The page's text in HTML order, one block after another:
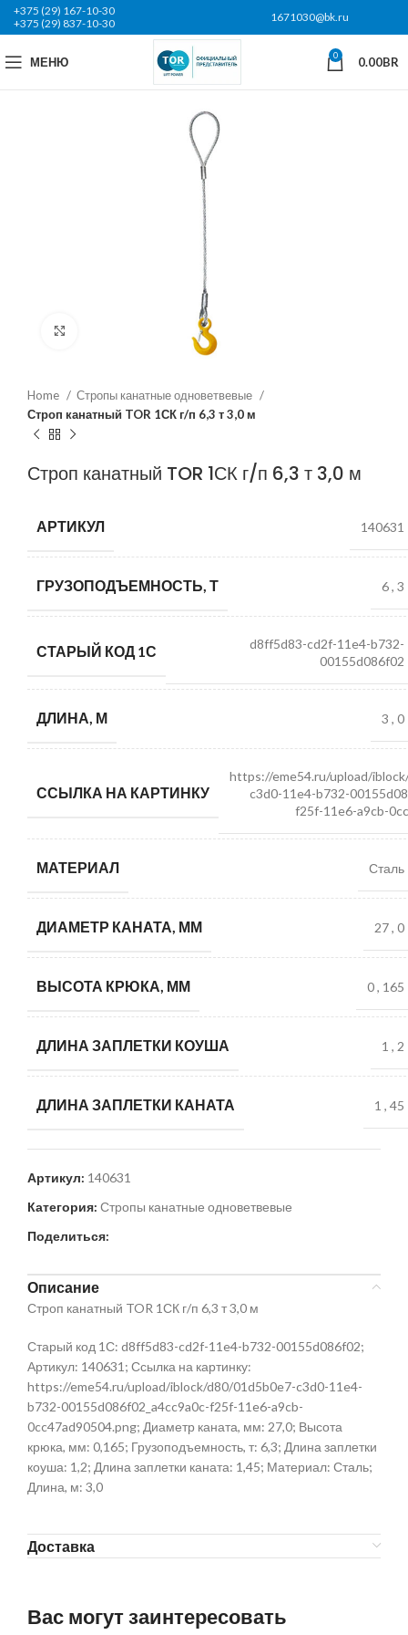
+375 (29) 167-10-30
+375 (29) 837-10-30
1671030@bk.ru
МЕНЮ 0 0.00BR
Нажмите, чтобы увеличить
Home
Стропы канатные одноветвевые
Строп канатный TOR 1СК г/п 6,3 т 3,0 м
Строп канатный TOR 1СК г/п 6,3 т 3,0 м
АРТИКУЛ 140631
ГРУЗОПОДЪЕМНОСТЬ, Т 6, 3
СТАРЫЙ КОД 1С
d8ff5d83-cd2f-11e4-b732-
00155d086f02
ДЛИНА, М 3 , 0
ССЫЛКА НА КАРТИНКУ
https://eme54.ru/upload/
c3d0-11e4-b732-
f25f-11e6-a9cb-
МАТЕРИАЛ Сталь
ДИАМЕТР КАНАТА, ММ 27, 0
ВЫСОТА КРЮКА, ММ 0, 165
ДЛИНА ЗАПЛЕТКИ КОУША 1 , 2
ДЛИНА ЗАПЛЕТКИ КАНАТА 1 , 45
Артикул: 140631
Категория: Стропы канатные одноветвевые
Поделиться:
Описание
Строп канатный TOR 1СК г/п 6,3 т 3,0 м
Старый код 1С: d8ff5d83-cd2f-11e4-b732-00155d086f02;
Артикул: 140631; Ссылка на картинку:
https://eme54.ru/upload/iblock/d80/01d5b0e7-c3d0-11e4-
b732-00155d086f02_a4cc9a0c-f25f-11e6-a9cb-
0cc47ad90504.png; Диаметр каната, мм: 27,0; Высота
крюка, мм: 0,165; Грузоподъемность, т: 6,3; Длина заплетки
коуша: 1,2; Длина заплетки каната: 1,45; Материал: Сталь;
Длина, м: 3,0
Доставка
Вас могут заинтересовать